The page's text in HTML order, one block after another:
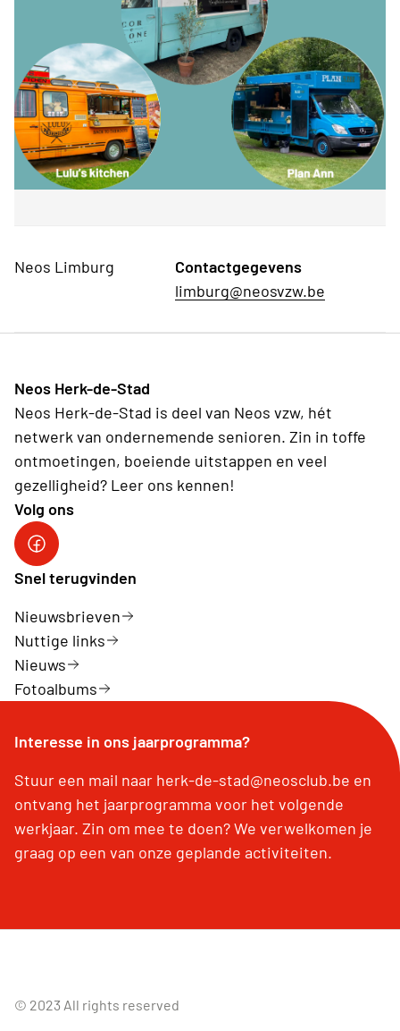
Neos Limburg
Contactgegevens
limburg@neosvzw.be
Neos Herk-de-Stad
Neos Herk-de-Stad is deel van Neos vzw, hét
netwerk van ondernemende senioren. Zin in toffe
ontmoetingen, boeiende uitstappen en veel
gezelligheid? Leer ons kennen!
Volg ons
Facebook Herk-de-Stad
Snel terugvinden
Nieuwsbrieven
Nuttige links
Nieuws
Fotoalbums
Interesse in ons jaarprogramma?
Stuur een mail naar herk-de-stad@neosclub.be en
ontvang het jaarprogramma voor het volgende
werkjaar. Zin om mee te doen? We verwelkomen je
graag op een van onze geplande activiteiten.
© 2023 All rights reserved